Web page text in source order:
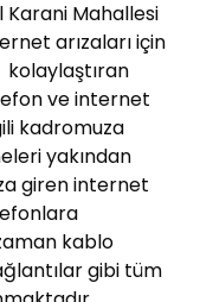
Karani Mahallesi
arızaları için
ve internet
kadromuza
yakından
giren internet
kablo
gibi tüm